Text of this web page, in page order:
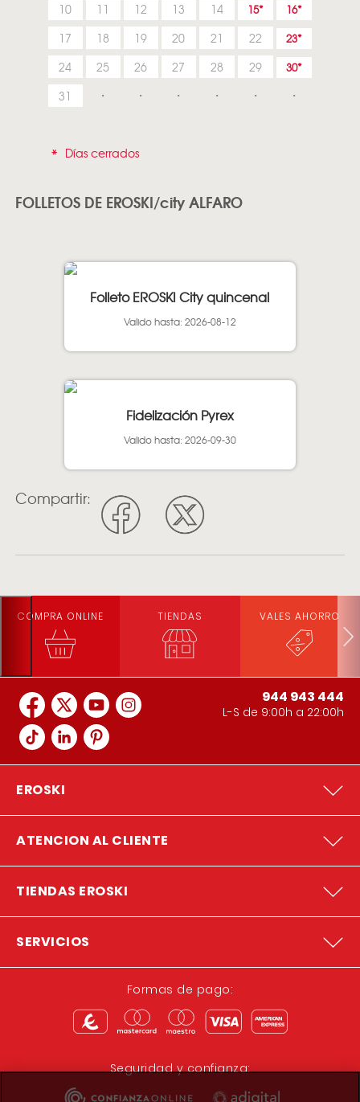
10 11 12 13 14 15 16
17 18 19 20 21 22 23
24 25 26 27 28 29 30
31
* Días cerrados
FOLLETOS DE EROSKI/city ALFARO
Folleto EROSKI City quincenal
Valido hasta: 2026-08-12
Fidelización Pyrex
Valido hasta: 2026-09-30
Compartir:
COMPRA ONLINE TIENDAS VALES AHORRO
944 943 444
L-S de 9:00h a 22:00h
EROSKI
ATENCION AL CLIENTE
TIENDAS EROSKI
SERVICIOS
Formas de pago:
Seguridad y confianza: